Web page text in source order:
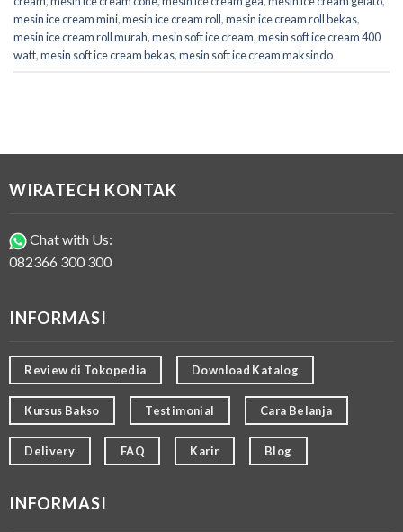
mesin ice cream mini,mesin ice cream roll,mesin ice cream roll bekas,
mesin ice cream roll murah,mesin soft ice cream,mesin soft ice cream 400
watt,mesin soft ice cream bekas,mesin soft ice cream maksindo
WIRATECH KONTAK
Chat with Us:
082366 300 300
INFORMASI
Review di Tokopedia Download Katalog
Kursus Bakso Testimonial Cara Belanja
Delivery FAQ Karir Blog
INFORMASI